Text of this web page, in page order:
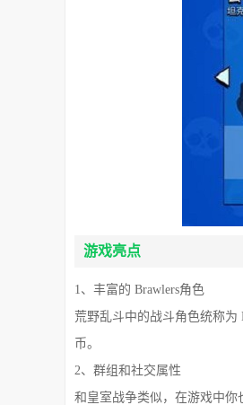
游戏亮点
1、丰富的 Brawlers角色
荒野乱斗中的战斗角色统称为
币。
2、群组和社交属性
和皇室战争类似，在游戏中你